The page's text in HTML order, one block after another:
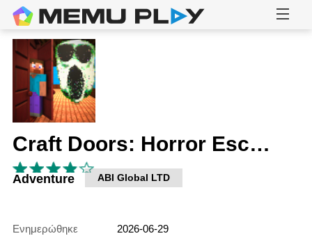
Craft Doors: Horror Escape Run
Adventure ABI Global LTD
Ενημερώθηκε
2026-06-29